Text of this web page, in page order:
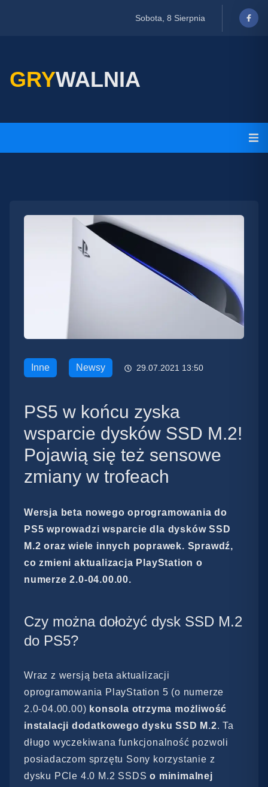
Sobota, 8 Sierpnia
GRYWALNIA
Inne Newsy 29.07.2021 13:50
PS5 w końcu zyska
wsparcie dysków SSD M.2!
Pojawią się też sensowe
zmiany w trofeach
Wersja beta nowego oprogramowania do
PS5 wprowadzi wsparcie dla dysków SSD
M.2 oraz wiele innych poprawek. Sprawdź,
co zmieni aktualizacja PlayStation o
numerze 2.0-04.00.00.
Czy można dołożyć dysk SSD M.2
do PS5?
Wraz z wersją beta aktualizacji
oprogramowania PlayStation 5 (o numerze
2.0-04.00.00) konsola otrzyma możliwość
instalacji dodatkowego dysku SSD M.2. Ta
długo wyczekiwana funkcjonalność pozwoli
posiadaczom sprzętu Sony korzystanie z
dysku PCle 4.0 M.2 SSDS o minimalnej